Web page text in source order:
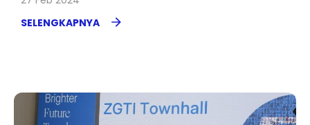
SELENGKAPNYA